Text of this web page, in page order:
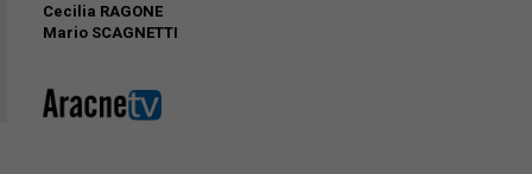
Cecilia RAGONE
Mario SCAGNETTI